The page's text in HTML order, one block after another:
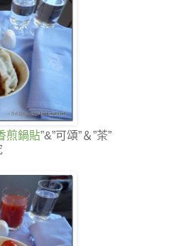
煎鍋貼”&”可頌”＆”茶”